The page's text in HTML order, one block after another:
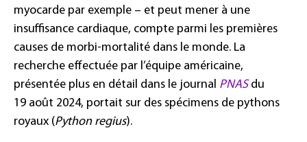
myocarde par exemple – et peut mener à une
insuffisance cardiaque, compte parmi les premières
causes de morbi-mortalité dans le monde. La
recherche effectuée par l’équipe américaine,
présentée plus en détail dans le journal PNASdu
19 août 2024, portait sur des spécimens de pythons
royaux (Python regius).